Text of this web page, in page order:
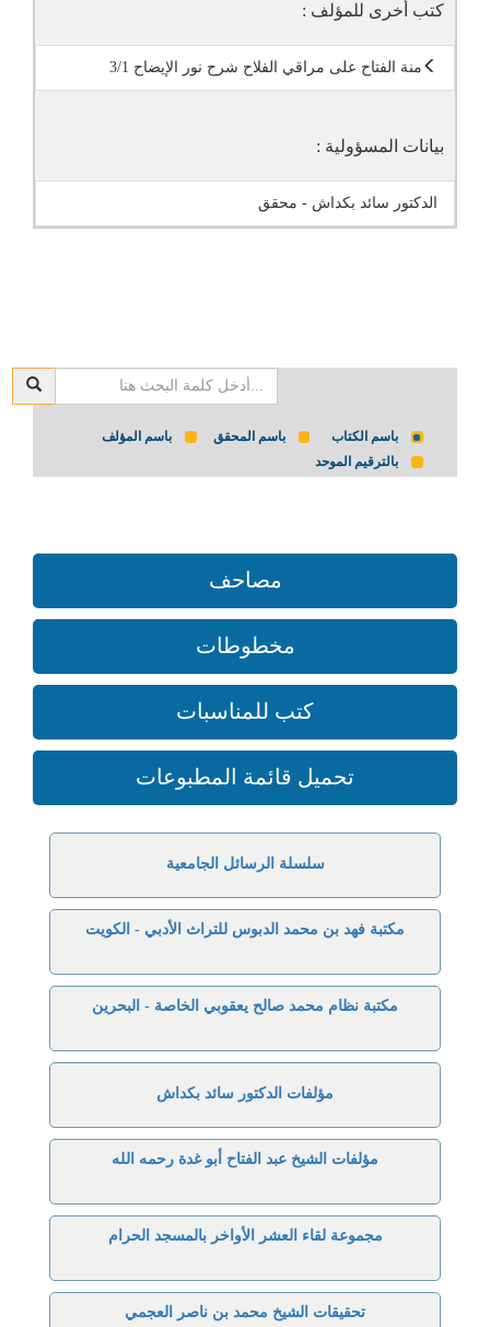
كتب أخرى للمؤلف :
منة الفتاح على مراقي الفلاح شرح نور الإيضاح 3/1
بيانات المسؤولية :
الدكتور سائد بكداش - محقق
باسم الكتاب باسم المحقق
باسم المؤلف
بالترقيم الموحد
مصاحف
مخطوطات
كتب للمناسبات
تحميل قائمة المطبوعات
سلسلة الرسائل الجامعية
مكتبة فهد بن محمد الدبوس للتراث الأدبي - الكويت
مكتبة نظام محمد صالح يعقوبي الخاصة - البحرين
مؤلفات الدكتور سائد بكداش
مؤلفات الشيخ عبد الفتاح أبو غدة رحمه الله
مجموعة لقاء العشر الأواخر بالمسجد الحرام
تحقيقات الشيخ محمد بن ناصر العجمي